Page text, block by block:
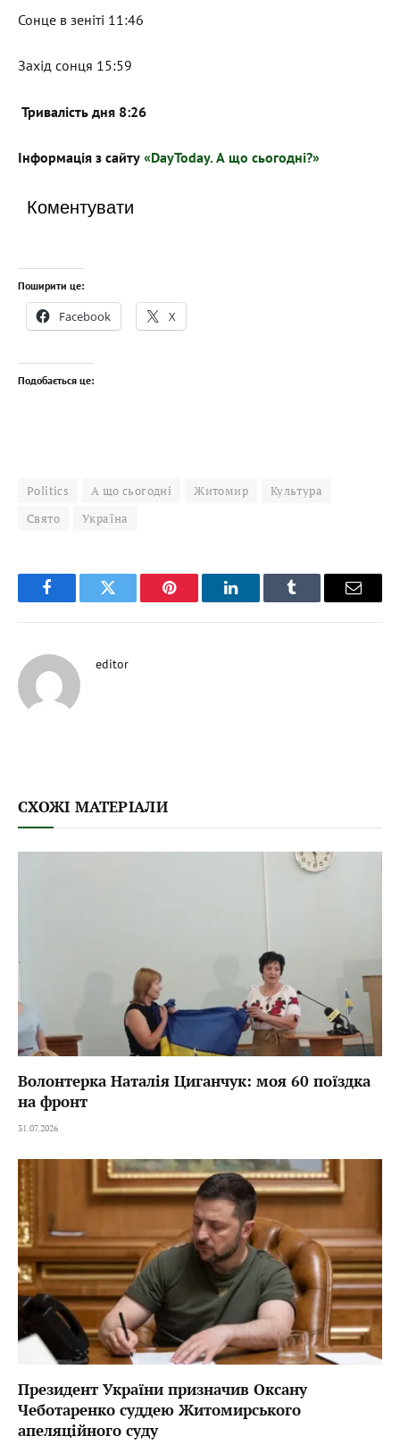
Сонце в зеніті 11:46
Захід сонця 15:59
Тривалість дня 8:26
Інформація з сайту «DayToday. А що сьогодні?»
Коментувати
Поширити це:
Facebook X
Подобається це:
Politics А що сьогодні Житомир
Культура
Свято
Україна
FacebookTwitter Pinterest LinkedInTumblr Email
editor
СХОЖІ МАТЕРІАЛИ
Волонтерка Наталія Циганчук: моя 60 поїздка
на фронт
31.07.2026
Президент України призначив Оксану
Чеботаренко суддею Житомирського
апеляційного суду